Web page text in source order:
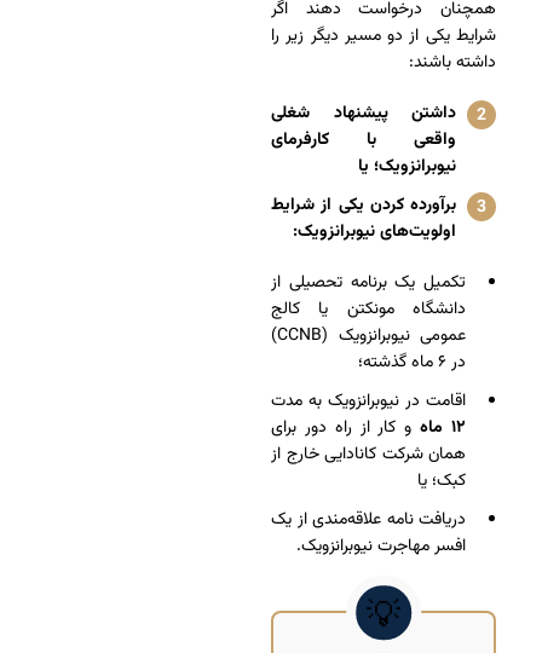
همچنان درخواست دهند اگر
شرایط یکی از دو مسیر دیگر زیر را
داشته باشند:
داشتن پیشنهاد شغلی
واقعی با کارفرمای
نیوبرانزویک؛ یا
برآورده کردن یکی از شرایط
اولویت‌های نیوبرانزویک:
تکمیل یک برنامه تحصیلی از
دانشگاه مونکتن یا کالج
عمومی نیوبرانزویک (CCNB)
در ۶ ماه گذشته؛
اقامت در نیوبرانزویک به مدت
۱۲ ماه
و کار از راه دور برای
همان شرکت کانادایی خارج از
کبک؛ یا
دریافت نامه علاقه‌مندی از یک
افسر مهاجرت نیوبرانزویک.